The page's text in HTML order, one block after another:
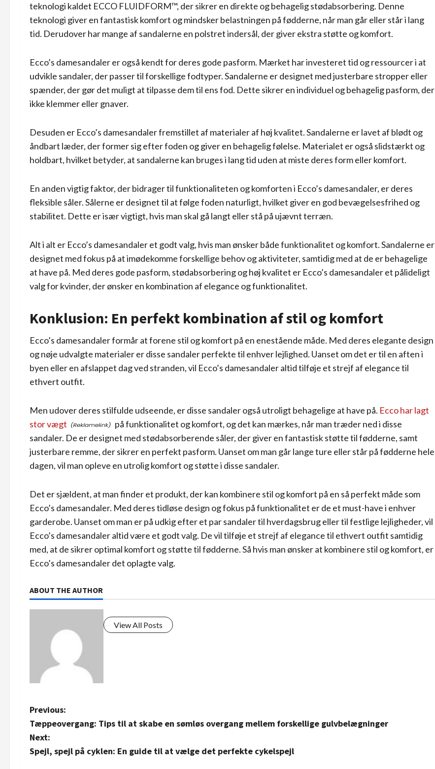
teknologi kaldet ECCO FLUIDFORM™, der sikrer en direkte og behagelig stødabsorbering. Denne
teknologi giver en fantastisk komfort og mindsker belastningen på fødderne, når man går eller står i lang
tid. Derudover har mange af sandalerne en polstret indersål, der giver ekstra støtte og komfort.
Ecco’s damesandaler er også kendt for deres gode pasform. Mærket har investeret tid og ressourcer i at
udvikle sandaler, der passer til forskellige fodtyper. Sandalerne er designet med justerbare stropper eller
spænder, der gør det muligt at tilpasse dem til ens fod. Dette sikrer en individuel og behagelig pasform, der
ikke klemmer eller gnaver.
Desuden er Ecco’s damesandaler fremstillet af materialer af høj kvalitet. Sandalerne er lavet af blødt og
åndbart læder, der former sig efter foden og giver en behagelig følelse. Materialet er også slidstærkt og
holdbart, hvilket betyder, at sandalerne kan bruges i lang tid uden at miste deres form eller komfort.
En anden vigtig faktor, der bidrager til funktionaliteten og komforten i Ecco’s damesandaler, er deres
fleksible såler. Sålerne er designet til at følge foden naturligt, hvilket giver en god bevægelsesfrihed og
stabilitet. Dette er især vigtigt, hvis man skal gå langt eller stå på ujævnt terræn.
Alt i alt er Ecco’s damesandaler et godt valg, hvis man ønsker både funktionalitet og komfort. Sandalerne er
designet med fokus på at imødekomme forskellige behov og aktiviteter, samtidig med at de er behagelige
at have på. Med deres gode pasform, stødabsorbering og høj kvalitet er Ecco’s damesandaler et pålideligt
valg for kvinder, der ønsker en kombination af elegance og funktionalitet.
Konklusion: En perfekt kombination af stil og komfort
Ecco’s damesandaler formår at forene stil og komfort på en enestående måde. Med deres elegante design
og nøje udvalgte materialer er disse sandaler perfekte til enhver lejlighed. Uanset om det er til en aften i
byen eller en afslappet dag ved stranden, vil Ecco’s damesandaler altid tilføje et strejf af elegance til
ethvert outfit.
Men udover deres stilfulde udseende, er disse sandaler også utroligt behagelige at have på. Ecco har lagt
stor vægt
på funktionalitet og komfort, og det kan mærkes, når man træder ned i disse
sandaler. De er designet med stødabsorberende såler, der giver en fantastisk støtte til fødderne, samt
justerbare remme, der sikrer en perfekt pasform. Uanset om man går lange ture eller står på fødderne hele
dagen, vil man opleve en utrolig komfort og støtte i disse sandaler.
Det er sjældent, at man finder et produkt, der kan kombinere stil og komfort på en så perfekt måde som
Ecco’s damesandaler. Med deres tidløse design og fokus på funktionalitet er de et must-have i enhver
garderobe. Uanset om man er på udkig efter et par sandaler til hverdagsbrug eller til festlige lejligheder, vil
Ecco’s damesandaler altid være et godt valg. De vil tilføje et strejf af elegance til ethvert outfit samtidig
med, at de sikrer optimal komfort og støtte til fødderne. Så hvis man ønsker at kombinere stil og komfort, er
Ecco’s damesandaler det oplagte valg.
ABOUT THE AUTHOR
View All Posts
P
o
s
Previous:
Tæppeovergang: Tips til at skabe en sømløs overgang mellem forskellige gulvbelægninger
Next:
Spejl, spejl på cyklen: En guide til at vælge det perfekte cykelspejl